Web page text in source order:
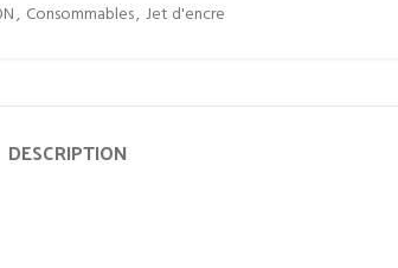
, Consommables, Jet d'encre
DESCRIPTION